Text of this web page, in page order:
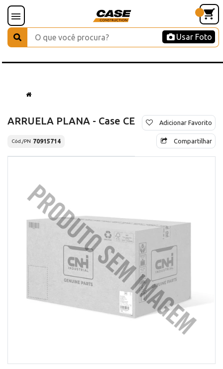
Usar Foto
ARRUELA PLANA - Case CE
Cód./PN 70915714
Adicionar Favorito
Compartilhar